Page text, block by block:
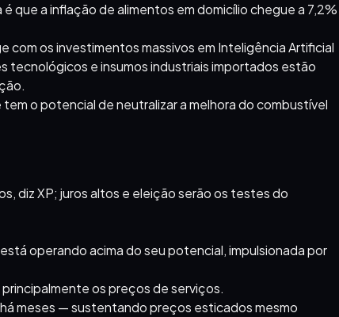
que a inflação de alimentos em domicílio chegue a 7,2%
com os investimentos massivos em Inteligência Artificial
tecnológicos e insumos industriais importados estão
o potencial de neutralizar a melhora do combustível
diz XP; juros altos e eleição serão os testes do
operando acima do seu potencial, impulsionada por
os preços de serviços.
meses — sustentando preços esticados mesmo